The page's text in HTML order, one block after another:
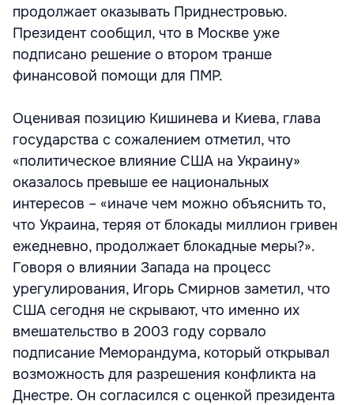
продолжает оказывать Приднестровью.
Президент сообщил, что в Москве уже
подписано решение о втором транше
финансовой помощи для ПМР.
Оценивая позицию Кишинева и Киева, глава
государства с сожалением отметил, что
«политическое влияние США на Украину»
оказалось превыше ее национальных
интересов – «иначе чем можно объяснить то,
что Украина, теряя от блокады миллион гривен
ежедневно, продолжает блокадные меры?».
Говоря о влиянии Запада на процесс
урегулирования, Игорь Смирнов заметил, что
США сегодня не скрывают, что именно их
вмешательство в 2003 году сорвало
подписание Меморандума, который открывал
возможность для разрешения конфликта на
Днестре. Он согласился с оценкой президента